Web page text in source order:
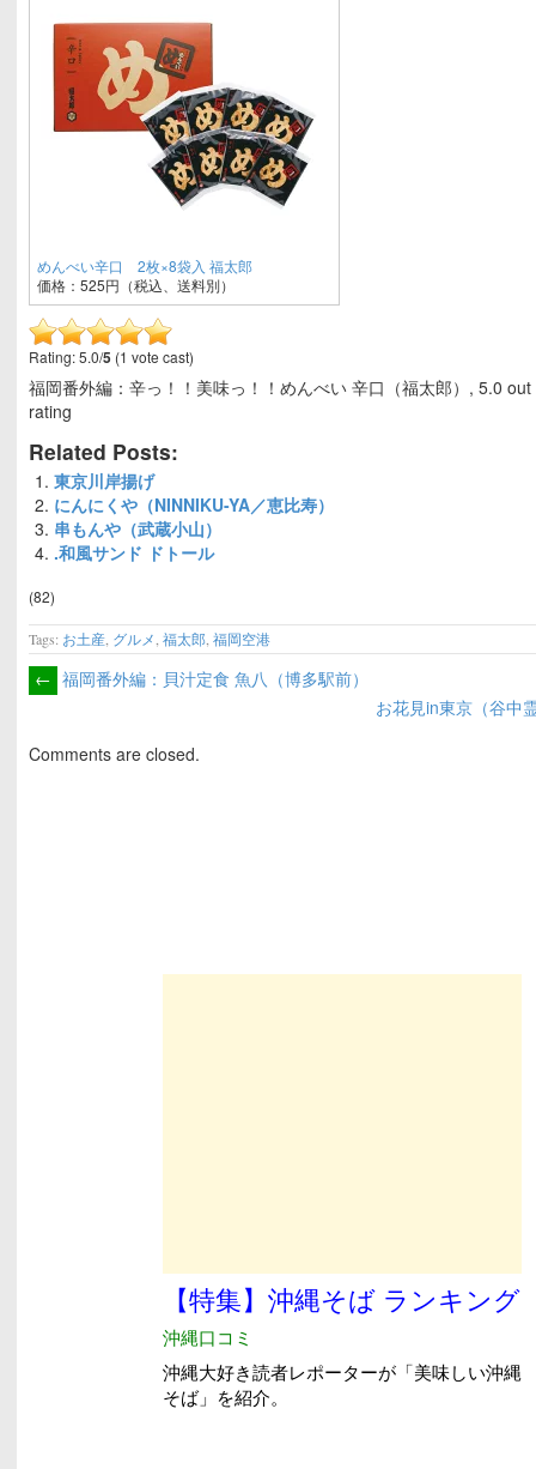
めんべい辛口 2枚×8袋入 福太郎
価格：525円（税込、送料別）
Rating: 5.0/5 (1 vote cast)
福岡番外編：辛っ！！美味っ！！めんべい 辛口（福太郎） ,5.0
rating
Related Posts:
東京川岸揚げ
にんにくや（NINNIKU-YA／恵比寿）
串もんや（武蔵小山）
.和風サンド ドトール
(82)
Tags: お土産, グルメ,福太郎,福岡空港
← 福岡番外編：貝汁定食 魚八（博多駅前）
お花見in東京（谷中
Comments are closed.